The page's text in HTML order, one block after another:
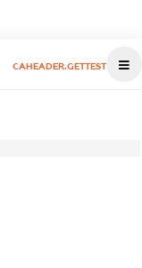
CAHEADER.GETTEST